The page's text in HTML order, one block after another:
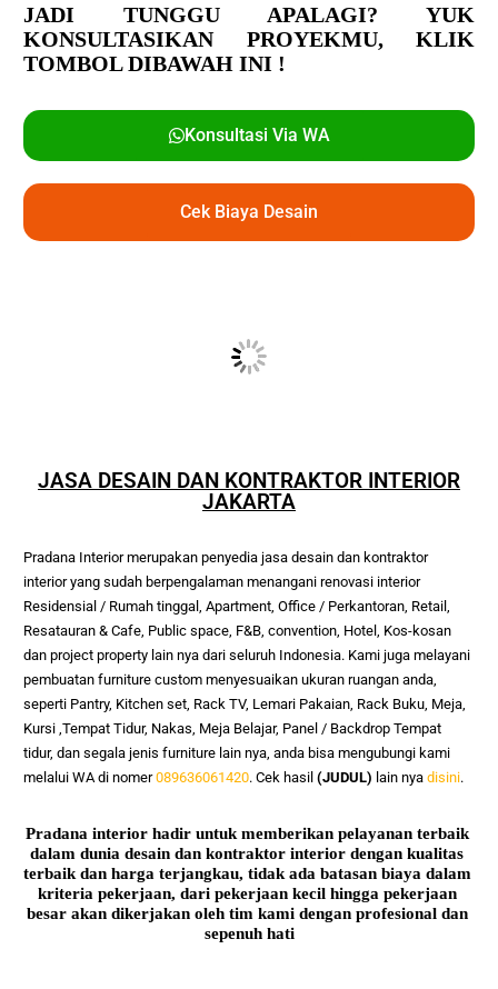
JADI TUNGGU APALAGI? YUK
KONSULTASIKAN PROYEKMU, KLIK
TOMBOL DIBAWAH INI !
Konsultasi Via WA
Cek Biaya Desain
JASA DESAIN DAN KONTRAKTOR INTERIOR
JAKARTA
Pradana Interior merupakan penyedia jasa desain dan kontraktor
interior yang sudah berpengalaman menangani renovasi interior
Residensial / Rumah tinggal, Apartment, Office / Perkantoran, Retail,
Resatauran & Cafe, Public space, F&B, convention, Hotel, Kos-kosan
dan project property lain nya dari seluruh Indonesia. Kami juga melayani
pembuatan furniture custom menyesuaikan ukuran ruangan anda,
seperti Pantry, Kitchen set, Rack TV, Lemari Pakaian, Rack Buku, Meja,
Kursi ,Tempat Tidur, Nakas, Meja Belajar, Panel / Backdrop Tempat
tidur, dan segala jenis furniture lain nya, anda bisa mengubungi kami
melalui WA di nomer 089636061420. Cek hasil(JUDUL) lain nyadisini.
Pradana interior hadir untuk memberikan pelayanan terbaik
dalam dunia desain dan kontraktor interior dengan kualitas
terbaik dan harga terjangkau, tidak ada batasan biaya dalam
kriteria pekerjaan, dari pekerjaan kecil hingga pekerjaan
besar akan dikerjakan oleh tim kami dengan profesional dan
sepenuh hati